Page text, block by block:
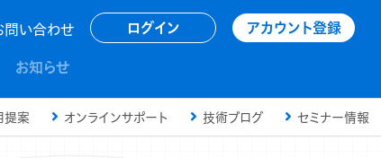
問い合わせ ログイン アカウント登録
お知らせ
提案 オンラインサポート 技術ブログ セミナー情報